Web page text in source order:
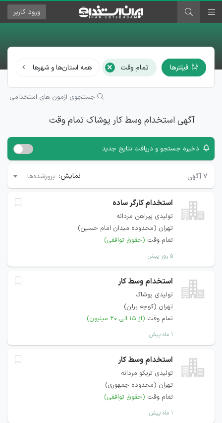
ورود کاربر
فیلترها تمام وقت × همه استان‌ها و شهرها
جستجوی آزمون های استخدامی
آگهی استخدام وسط کار پوشاک تمام وقت
ذخیره جستجو و دریافت نتایج جدید
۷آگهی نمایش: بروزشده‌ها
استخدام کارگر ساده
تولیدی پیراهن مردانه
تهران (محدوده میدان امام حسین)
تمام وقت (حقوق توافقی)
۵ روز پیش
استخدام وسط کار
تولیدی پوشاک
تهران (کوچه برلن)
تمام وقت (از ۱۵ الی ۲۰ میلیون)
۱ ماه پیش
استخدام وسط کار
تولیدی تریکو مردانه
تهران (محدوده جمهوری)
تمام وقت (حقوق توافقی)
۱ ماه پیش